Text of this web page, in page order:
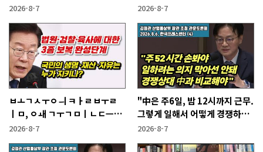
2026-8-7 2026-8-7
ㅂㅗㄱㅅㅜㅇㅢ ㅋㅏㄹㅂㅜㄹ
ㅣㅁ, ㅇㅙ ㄱㅜㄱㅁㅣㄴㄷㅡㄹ
ㅇㅣ ㄷㅏㅇㅎㅐㅇㅑ ㅎㅏㄴㅏ?
2026-8-7
"中은 주6일, 밤 12시까지 근무.
그렇게 일해서 어떻게 경쟁하냐
반문하더라"
2026-8-7